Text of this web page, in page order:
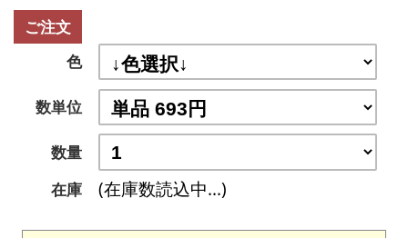
ご注文
色
数単位
数量
在庫
(在庫数読込中...)